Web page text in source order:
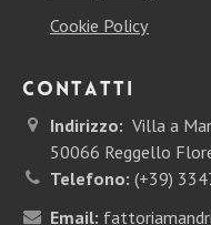
Cookie Policy
Contatti
Indirizzo: Villa a
50066 Reggello
Telefono: (+39)
Email: